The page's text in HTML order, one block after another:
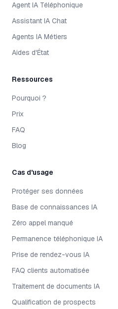
Agent IA Téléphonique
Assistant IA Chat
Agents IA Métiers
Aides d'État
Ressources
Pourquoi ?
Prix
FAQ
Blog
Cas d'usage
Protéger ses données
Base de connaissances IA
Zéro appel manqué
Permanence téléphonique IA
Prise de rendez-vous IA
FAQ clients automatisée
Traitement de documents IA
Qualification de prospects